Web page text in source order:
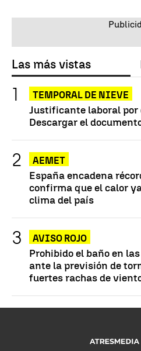
Las más vistas
TEMPORAL DE NIEVE
Justificante laboral por
Descargar el
AEMET
España encadena
confirma que el calor
clima del país
AVISO ROJO
Prohibido el baño en
ante la previsión de
fuertes rachas de